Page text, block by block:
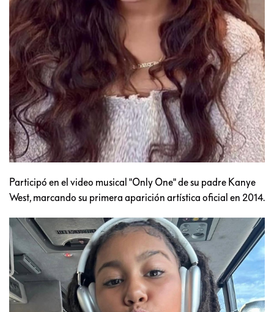
Participó en el video musical "Only One" de su padre Kanye
West, marcando su primera aparición artística oficial en 2014.